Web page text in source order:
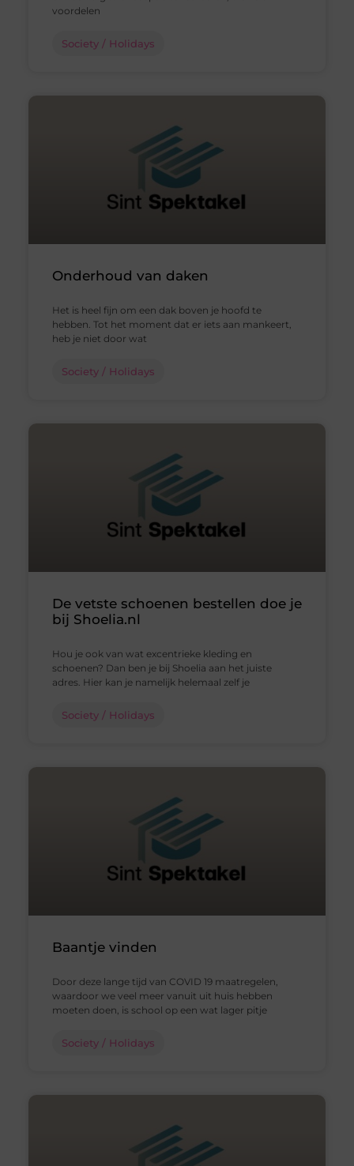
voordelen
Society / Holidays
Onderhoud van daken
Het is heel fijn om een dak boven je hoofd te
hebben. Tot het moment dat er iets aan mankeert,
heb je niet door wat
Society / Holidays
De vetste schoenen bestellen doe je
bij Shoelia.nl
Hou je ook van wat excentrieke kleding en
schoenen? Dan ben je bij Shoelia aan het juiste
adres. Hier kan je namelijk helemaal zelf je
Society / Holidays
Baantje vinden
Door deze lange tijd van COVID 19 maatregelen,
waardoor we veel meer vanuit uit huis hebben
moeten doen, is school op een wat lager pitje
Society / Holidays